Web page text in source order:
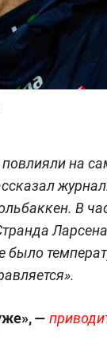
на
В
было
—